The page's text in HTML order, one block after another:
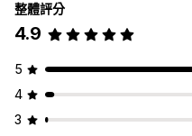
整體評分
4.9
5
4
3